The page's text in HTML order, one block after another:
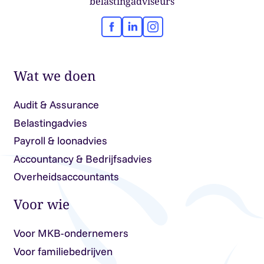
Facebook
LinkedInInstagram
Wat we doen
Audit & Assurance
Belastingadvies
Payroll & loonadvies
Accountancy & Bedrijfsadvies
Overheidsaccountants
Voor wie
Voor MKB-ondernemers
Voor familiebedrijven